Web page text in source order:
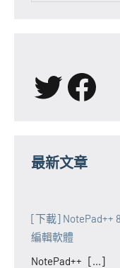
X
最新文章
[下載] NotePad++
編輯軟體
NotePad++ [...]